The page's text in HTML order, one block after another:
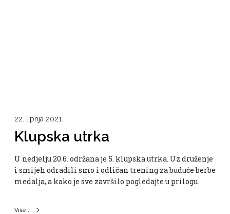
22. lipnja 2021.
Klupska utrka
U nedjelju 20.6. održana je 5. klupska utrka. Uz druženje
i smijeh odradili smo i odličan trening za buduće berbe
medalja, a kako je sve završilo pogledajte u prilogu.
Više...